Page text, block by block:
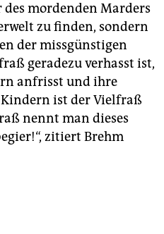
mordenden Marders
zu finden, sondern
der missgünstigen
geradezu verhasst ist,
anfrisst und ihre
ist der Vielfraß
nennt man dieses
zitiert Brehm